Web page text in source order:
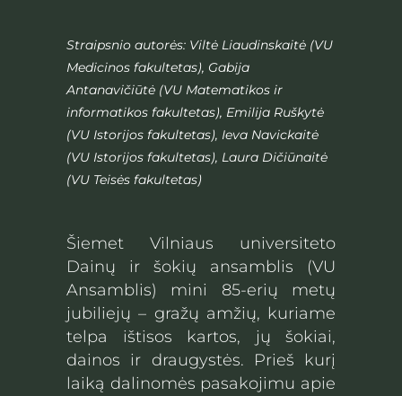
Straipsnio autorės: Viltė Liaudinskaitė (VU
Medicinos fakultetas), Gabija
Antanavičiūtė (VU Matematikos ir
informatikos fakultetas), Emilija Ruškytė
(VU Istorijos fakultetas), Ieva Navickaitė
(VU Istorijos fakultetas), Laura Dičiūnaitė
(VU Teisės fakultetas)
Šiemet Vilniaus universiteto
Dainų ir šokių ansamblis (VU
Ansamblis) mini 85-erių metų
jubiliejų – gražų amžių, kuriame
telpa ištisos kartos, jų šokiai,
dainos ir draugystės. Prieš kurį
laiką dalinomės pasakojimu apie